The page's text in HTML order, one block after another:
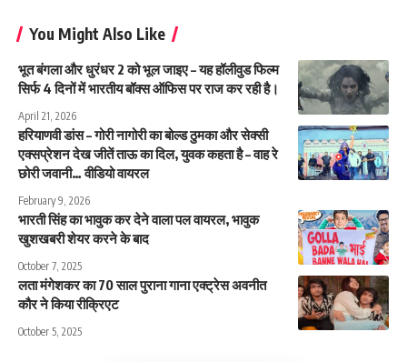
You Might Also Like
भूत बंगला और धुरंधर 2 को भूल जाइए – यह हॉलीवुड फिल्म
सिर्फ 4 दिनों में भारतीय बॉक्स ऑफिस पर राज कर रही है।
April 21, 2026
हरियाणवी डांस – गोरी नागोरी का बोल्ड ठुमका और सेक्सी
एक्सप्रेशन देख जीतें ताऊ का दिल, युवक कहता है – वाह रे
छोरी जवानी… वीडियो वायरल
February 9, 2026
भारती सिंह का भावुक कर देने वाला पल वायरल, भावुक
खुशखबरी शेयर करने के बाद
October 7, 2025
लता मंगेशकर का 70 साल पुराना गाना एक्ट्रेस अवनीत
कौर ने किया रीक्रिएट
October 5, 2025